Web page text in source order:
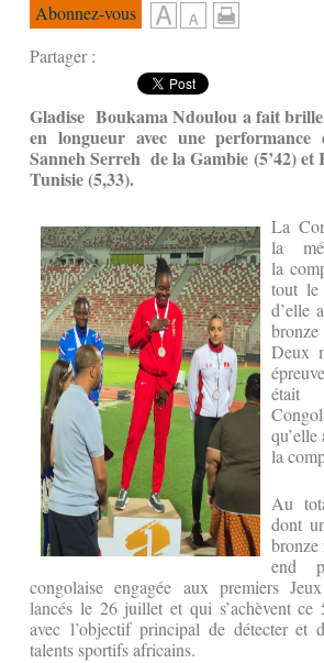
Abonnez-vous
Partager :
Gladise Boukama Ndoulou a fait
en longueur avec une performance
Sanneh Serreh de la Gambie (5’42)
Tunisie (5,33).
La
la
la
tout le
d’elle
Deux
la
Au
dont
bronze
end
congolaise engagée aux premiers
lancés le 26 juillet et qui s’achèvent
avec l’objectif principal de détecter et
talents sportifs africains.